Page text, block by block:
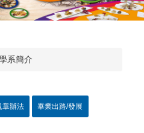
系簡介
章辦法 畢業出路/發展